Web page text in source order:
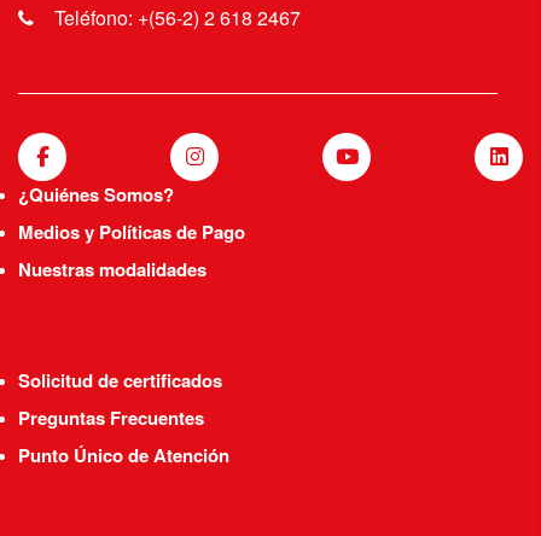
Teléfono: +(56-2) 2 618 2467
¿Quiénes Somos?
Medios y Políticas de Pago
Nuestras modalidades
Solicitud de certificados
Preguntas Frecuentes
Punto Único de Atención